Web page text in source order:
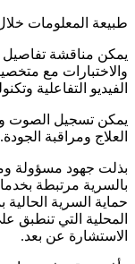
طبيعة المعلومات
يمكن مناقشة تفاصيل
والاختبارات مع
الفيديو التفاعلية
يمكن تسجيل الصوت و
العلاج ومراقبة الجودة.
بذلت جهود مسؤولة
بالسرية مرتبطة
حماية السرية الحالية
المحلية التي تنطبق
الاستشارة عن بعد.